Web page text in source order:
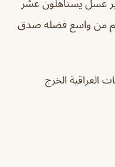
عسل يستاهلون عشر
من واسع فضله صدق
العراقية الخرج